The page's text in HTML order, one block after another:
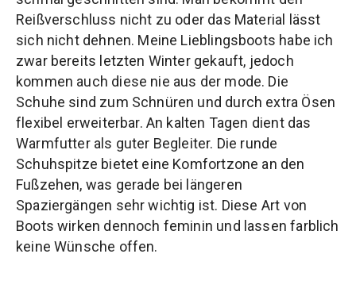
Reißverschluss nicht zu oder das Material lässt
sich nicht dehnen. Meine Lieblingsboots habe ich
zwar bereits letzten Winter gekauft, jedoch
kommen auch diese nie aus der mode. Die
Schuhe sind zum Schnüren und durch extra Ösen
flexibel erweiterbar. An kalten Tagen dient das
Warmfutter als guter Begleiter. Die runde
Schuhspitze bietet eine Komfortzone an den
Fußzehen, was gerade bei längeren
Spaziergängen sehr wichtig ist. Diese Art von
Boots wirken dennoch feminin und lassen farblich
keine Wünsche offen.